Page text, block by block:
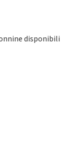
disponibili